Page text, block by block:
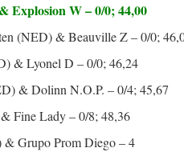
Explosion W – 0/0; 44,00
(NED) & Beauville Z – 0/0;
& Lyonel D – 0/0; 46,24
& Dolinn N.O.P. – 0/4; 45,67
Fine Lady – 0/8; 48,36
& Grupo Prom Diego – 4